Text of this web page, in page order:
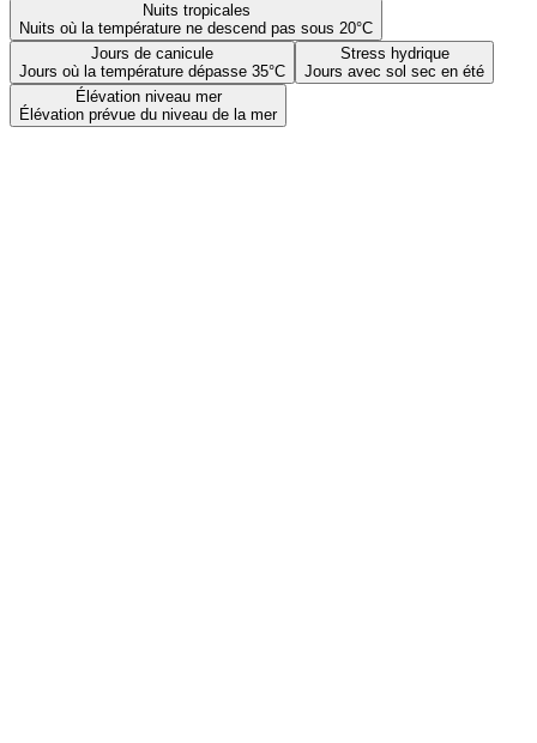
Nuits tropicales
Nuits où la température ne descend pas sous 20°C
Jours de canicule
Jours où la température dépasse 35°C
Stress hydrique
Jours avec sol sec en été
Élévation niveau mer
Élévation prévue du niveau de la mer